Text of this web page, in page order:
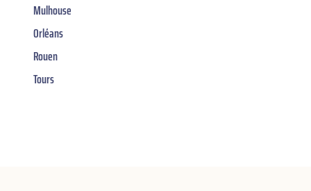
Mulhouse
Orléans
Rouen
Tours